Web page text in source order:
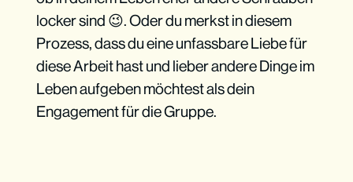
locker sind 😉. Oder du merkst in diesem
Prozess, dass du eine unfassbare Liebe für
diese Arbeit hast und lieber andere Dinge im
Leben aufgeben möchtest als dein
Engagement für die Gruppe.